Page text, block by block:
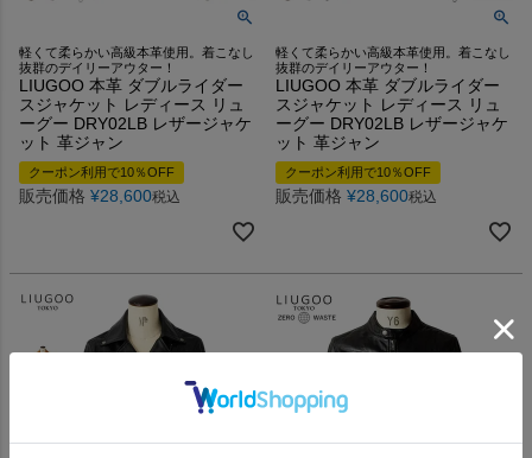
軽くて柔らかい高級本革使用。着こなし
抜群のデイリーアウター！
LIUGOO 本革 ダブルライダー
スジャケット レディース リュ
ーグー DRY02LB レザージャケ
ット 革ジャン
クーポン利用で10％OFF
販売価格 ¥28,600税込
軽くて柔らかい高級本革使用。着こなし
抜群のデイリーアウター！
LIUGOO 本革 ダブルライダー
スジャケット レディース リュ
ーグー DRY02LB レザージャケ
ット 革ジャン
クーポン利用で10％OFF
販売価格 ¥28,600税込